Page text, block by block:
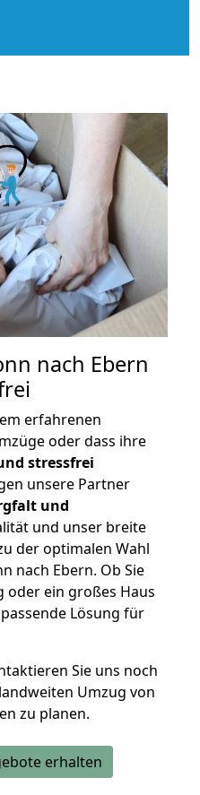
nach Ebern
erfahrenen
oder dass ihre
stressfrei
unsere Partner
und
und unser breite
der optimalen Wahl
nach Ebern. Ob Sie
oder ein großes Haus
Lösung für
Sie uns noch
Umzug von
zu planen.
erhalten